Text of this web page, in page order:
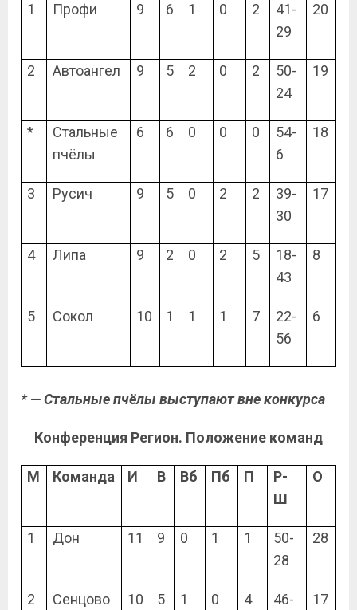
1 Профи 9 6 1 0 2
41-
29
20
2 Автоангел 9 5 2 0 2
50-
24
19
*
Стальные
пчёлы
6 6 0 0 0
54-
6
18
3 Русич 9 5 0 2 2
39-
30
17
4 Липа 9 2 0 2 5
18-
43
8
5 Сокол 10 1 1 1 7
22-
56
6
* — Стальные пчёлы выступают вне конкурса
Конференция Регион. Положение команд
М Команда И В Вб Пб П
Р-
Ш
О
1 Дон 11 9 0 1 1
50-
28
28
2 Сенцово 10 5 1 0 4 46- 17